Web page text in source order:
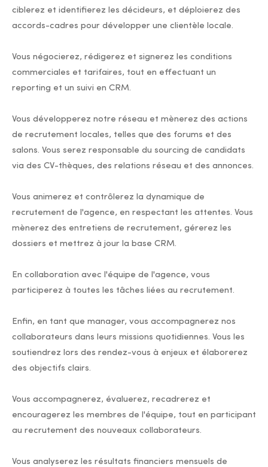
ciblerez et identifierez les décideurs, et déploierez des
accords-cadres pour développer une clientèle locale.
Vous négocierez, rédigerez et signerez les conditions
commerciales et tarifaires, tout en effectuant un
reporting et un suivi en CRM.
Vous développerez notre réseau et mènerez des actions
de recrutement locales, telles que des forums et des
salons. Vous serez responsable du sourcing de candidats
via des CV-thèques, des relations réseau et des annonces.
Vous animerez et contrôlerez la dynamique de
recrutement de l'agence, en respectant les attentes. Vous
mènerez des entretiens de recrutement, gérerez les
dossiers et mettrez à jour la base CRM.
En collaboration avec l'équipe de l'agence, vous
participerez à toutes les tâches liées au recrutement.
Enfin, en tant que manager, vous accompagnerez nos
collaborateurs dans leurs missions quotidiennes. Vous les
soutiendrez lors des rendez-vous à enjeux et élaborerez
des objectifs clairs.
Vous accompagnerez, évaluerez, recadrerez et
encouragerez les membres de l'équipe, tout en participant
au recrutement des nouveaux collaborateurs.
Vous analyserez les résultats financiers mensuels de